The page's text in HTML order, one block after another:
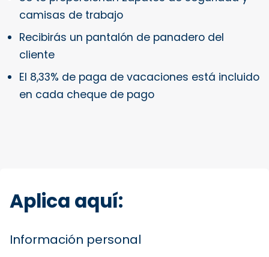
camisas de trabajo
Recibirás un pantalón de panadero del
cliente
El 8,33% de paga de vacaciones está incluido
en cada cheque de pago
Aplica aquí:
Información personal